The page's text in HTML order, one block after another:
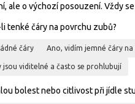
ale o výchozí posouzení. Vždy
tenké čáry na povrchu zubů?
čáry Ano, vidím jemné čáry
jsou viditelné a často se prohlubují
bolest nebo citlivost při jídle